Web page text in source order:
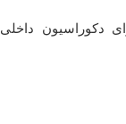
دکوراسیون داخلی